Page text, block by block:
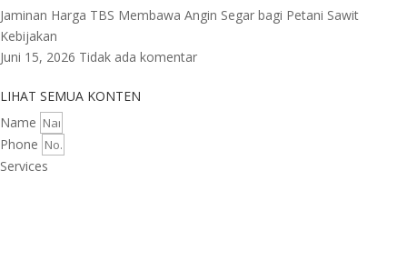
Jaminan Harga TBS Membawa Angin Segar bagi Petani Sawit
Kebijakan
Juni 15, 2026 Tidak ada komentar
LIHAT SEMUA KONTEN
Name
Phone
Services